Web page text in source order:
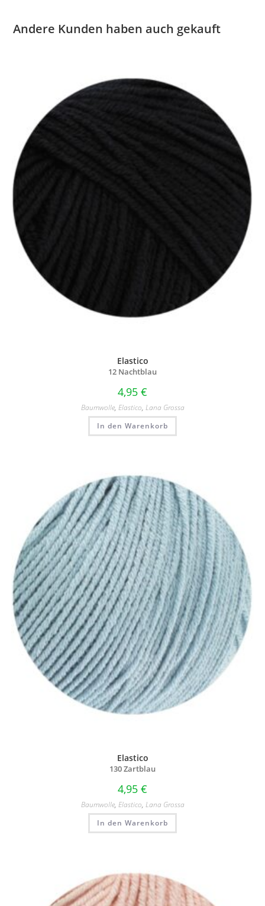
Andere Kunden haben auch gekauft
Elastico
12 Nachtblau
4,95 €
Baumwolle, Elastico, Lana Grossa
In den Warenkorb
Elastico
130 Zartblau
4,95 €
Baumwolle, Elastico, Lana Grossa
In den Warenkorb